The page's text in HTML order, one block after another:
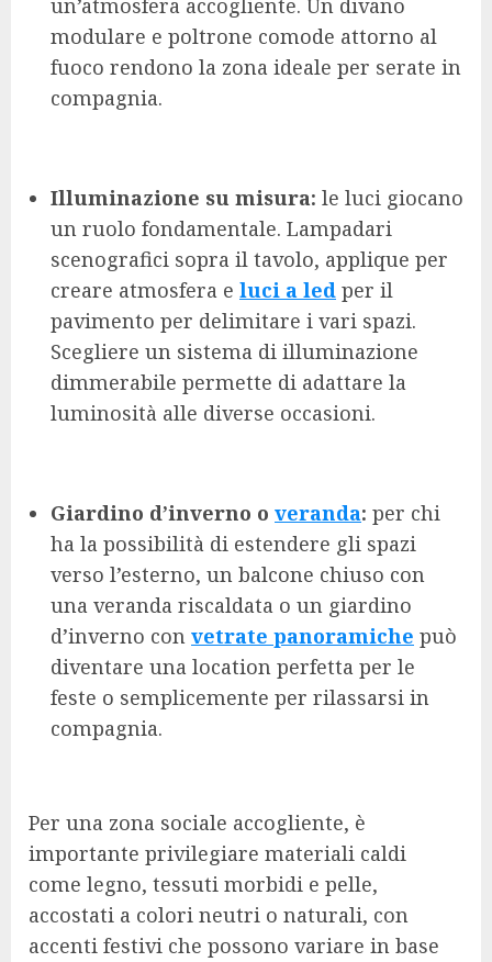
un’atmosfera accogliente. Un divano
modulare e poltrone comode attorno al
fuoco rendono la zona ideale per serate in
compagnia.
Illuminazione su misura: le luci giocano
un ruolo fondamentale. Lampadari
scenografici sopra il tavolo, applique per
creare atmosfera e luci a led per il
pavimento per delimitare i vari spazi.
Scegliere un sistema di illuminazione
dimmerabile permette di adattare la
luminosità alle diverse occasioni.
Giardino d’inverno o veranda: per chi
ha la possibilità di estendere gli spazi
verso l’esterno, un balcone chiuso con
una veranda riscaldata o un giardino
d’inverno con vetrate panoramiche può
diventare una location perfetta per le
feste o semplicemente per rilassarsi in
compagnia.
Per una zona sociale accogliente, è
importante privilegiare materiali caldi
come legno, tessuti morbidi e pelle,
accostati a colori neutri o naturali, con
accenti festivi che possono variare in base